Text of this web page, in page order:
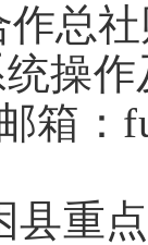
总
操
箱：
县重